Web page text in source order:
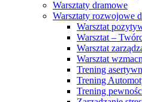
Warsztaty dramowe
Warsztaty rozwojowe
Warsztat
Warsztat –
Warsztat
Warsztat
Trening
Trening
Trening